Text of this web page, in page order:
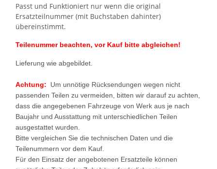
Passt und Funktioniert nur wenn die original
Ersatzteilnummer (mit Buchstaben dahinter)
übereinstimmt.
Teilenummer beachten, vor Kauf bitte abgleichen!
Lieferung wie abgebildet.
Achtung: Um unnötige Rücksendungen wegen nicht
passenden Teilen zu vermeiden, bitten wir darauf zu achten,
dass die angegebenen Fahrzeuge von Werk aus je nach
Baujahr und Ausstattung mit unterschiedlichen Teilen
ausgestattet wurden.
Bitte vergleichen Sie die technischen Daten und die
Teilenummern vor dem Kauf.
Für den Einsatz der angebotenen Ersatzteile können